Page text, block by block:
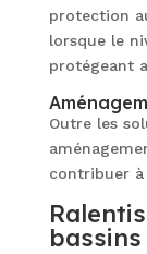
protection
lorsque le
protégeant
Outre les
contribuer